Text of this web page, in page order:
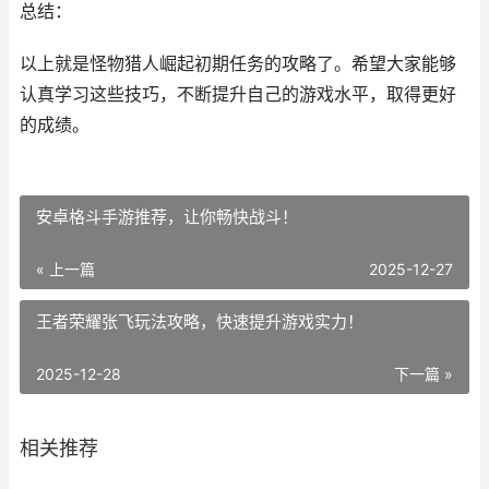
总结：
以上就是怪物猎人崛起初期任务的攻略了。希望大家能够
认真学习这些技巧，不断提升自己的游戏水平，取得更好
的成绩。
安卓格斗手游推荐，让你畅快战斗！
« 上一篇 2025-12-27
王者荣耀张飞玩法攻略，快速提升游戏实力！
下一篇 »
2025-12-28
相关推荐